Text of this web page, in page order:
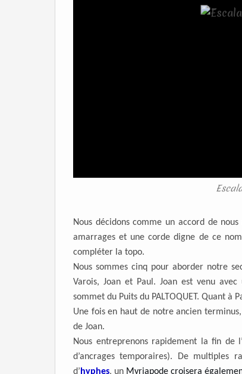
Nous décidons comme un accord de
amarrages et une corde digne de ce
compléter la topo.
Nous sommes cinq pour aborder notre
Varois, Joan et Paul. Joan est venu
sommet du Puits du PALTOQUET. Quant
Une fois en haut de notre ancien
de Joan.
Nous entreprenons rapidement la fin de
d’ancrages temporaires). De
d’ hyphes, un Myriapode croisera